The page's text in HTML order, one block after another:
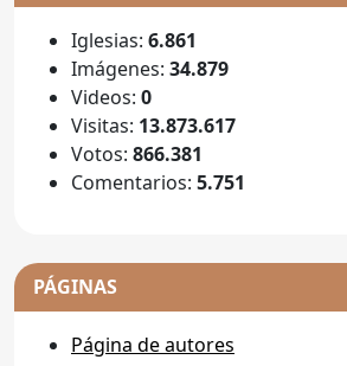
Iglesias: 6.861
Imágenes: 34.879
Videos: 0
Visitas: 13.873.617
Votos: 866.381
Comentarios: 5.751
PÁGINAS
Página de autores